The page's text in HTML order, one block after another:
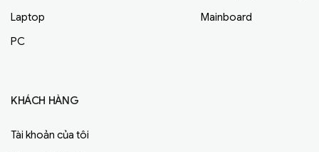
Laptop
PC
Mainboard
KHÁCH HÀNG
Tài khoản của tôi